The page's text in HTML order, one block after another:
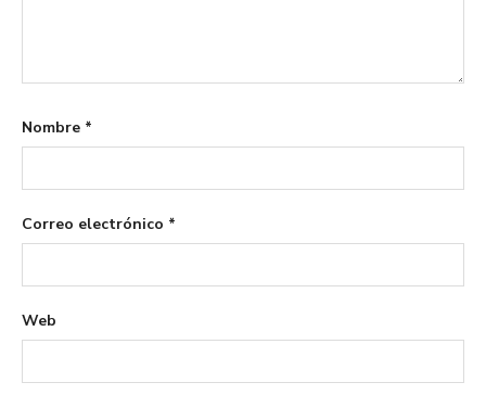
Nombre *
Correo electrónico *
Web